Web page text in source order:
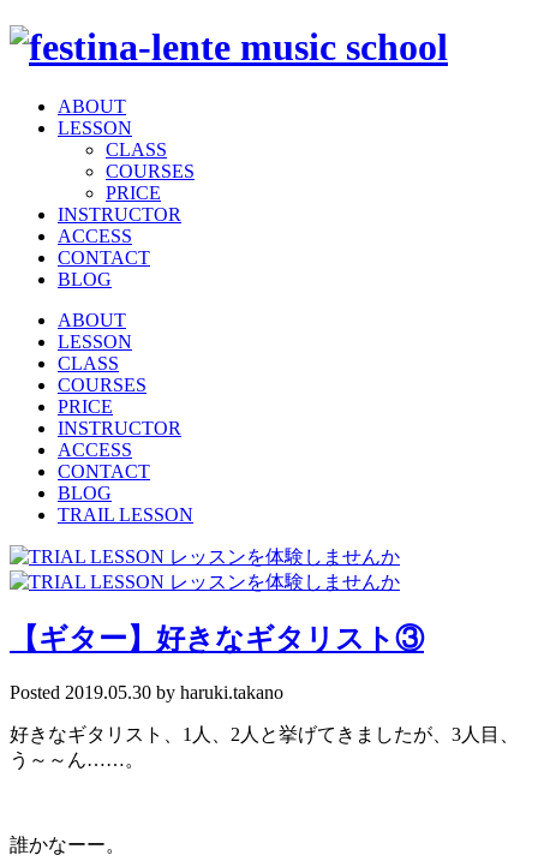
ABOUT
LESSON
CLASS
COURSES
PRICE
INSTRUCTOR
ACCESS
CONTACT
BLOG
ABOUT
LESSON
CLASS
COURSES
PRICE
INSTRUCTOR
ACCESS
CONTACT
BLOG
TRAIL LESSON
【ギター】好きなギタリスト③
Posted 2019.05.30 by haruki.takano
好きなギタリスト、 1 人、 2 人と挙げてきましたが、 3人目、
う～～ん……。
誰かなーー。